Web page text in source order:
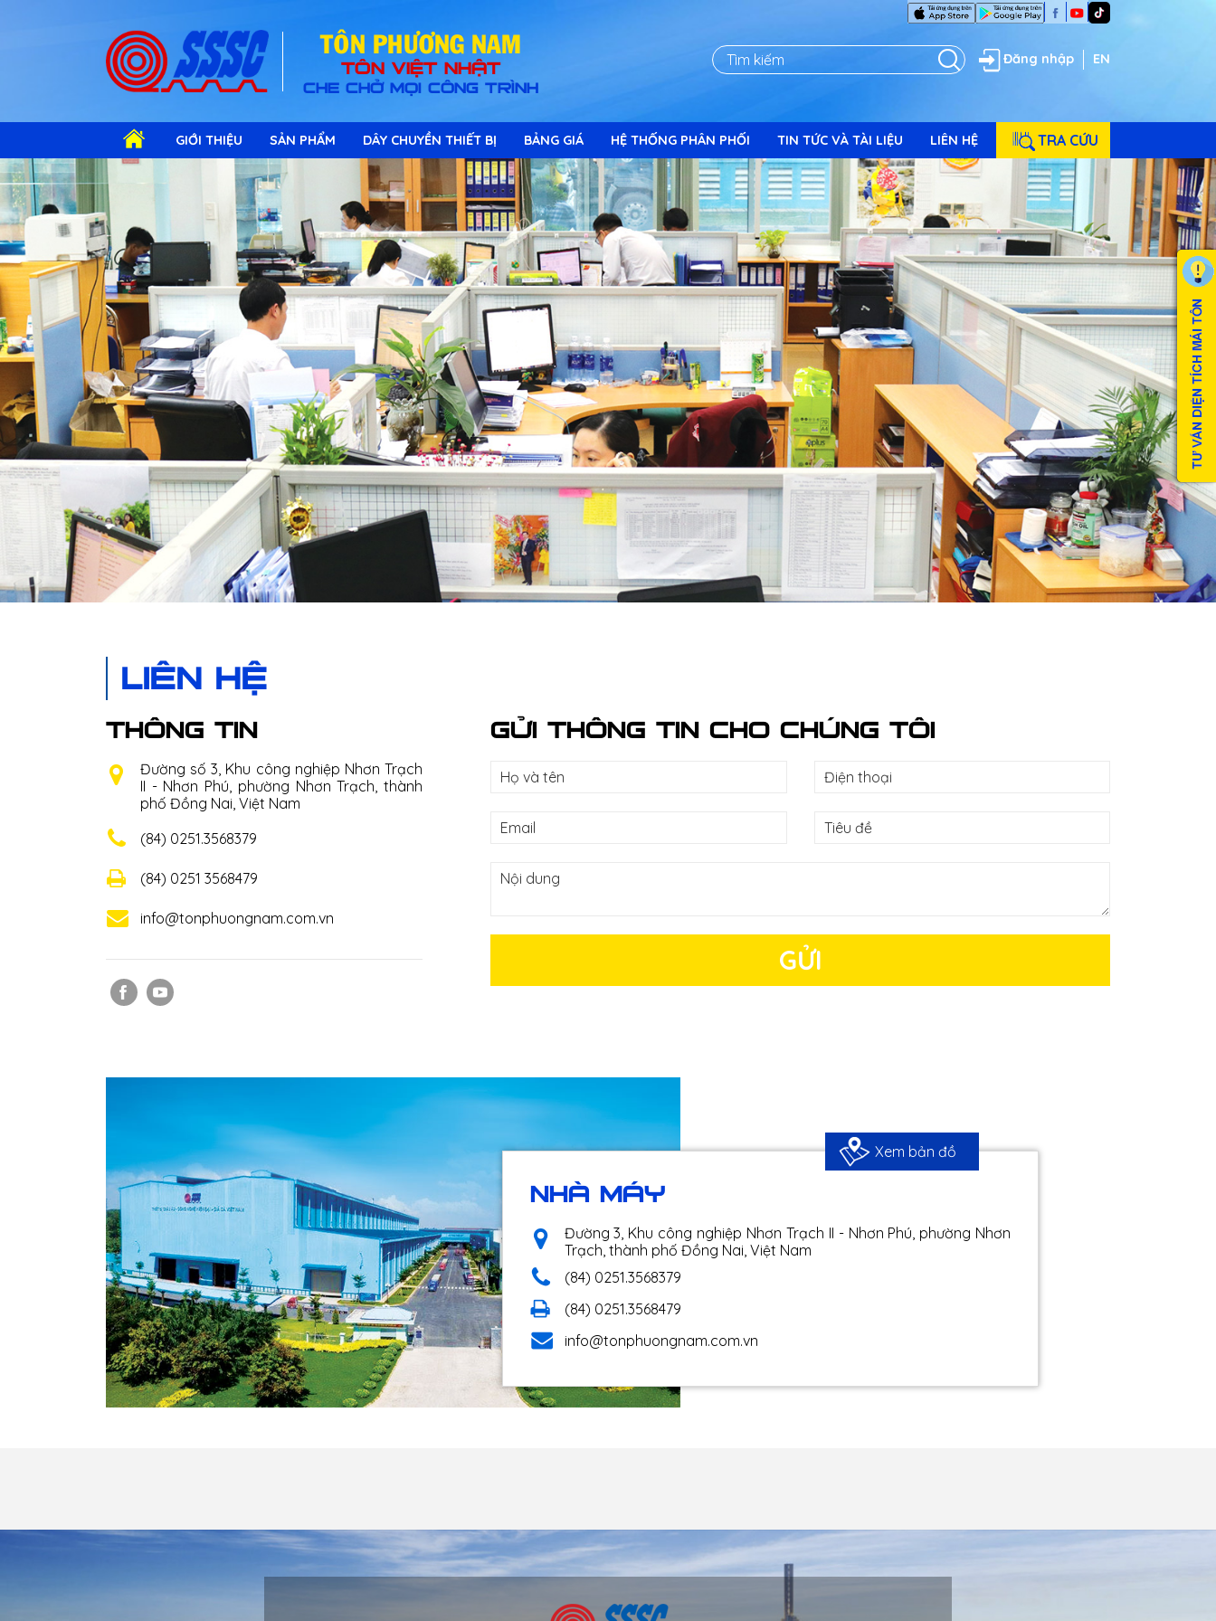
TOÂN PHÖÔNG NAM
TÔN VIỆT NHẬT
CHE CHỞ MỌI CÔNG TRÌNH
Đăng nhập EN
GIỚI THIỆU SẢN PHẨM DÂY CHUYỀN THIẾT BỊ BẢNG GIÁ HỆ THỐNG PHÂN PHỐI TIN TỨC VÀ TÀI LIỆU LIÊN HỆ TRA CỨU
LIÊN HỆ
THÔNG TIN
Đường số 3, Khu công nghiệp Nhơn Trạch
II - Nhơn Phú, phường Nhơn Trạch, thành
phố Đồng Nai, Việt Nam
(84) 0251.3568379
(84) 0251 3568479
info@tonphuongnam.com.vn
GỬI THÔNG TIN CHO CHÚNG TÔI
GỬI
Xem bản đồ
NHÀ MÁY
Đường 3, Khu công nghiệp Nhơn Trạch II - Nhơn Phú, phường Nhơn
Trạch, thành phố Đồng Nai, Việt Nam
(84) 0251.3568379
(84) 0251.3568479
info@tonphuongnam.com.vn